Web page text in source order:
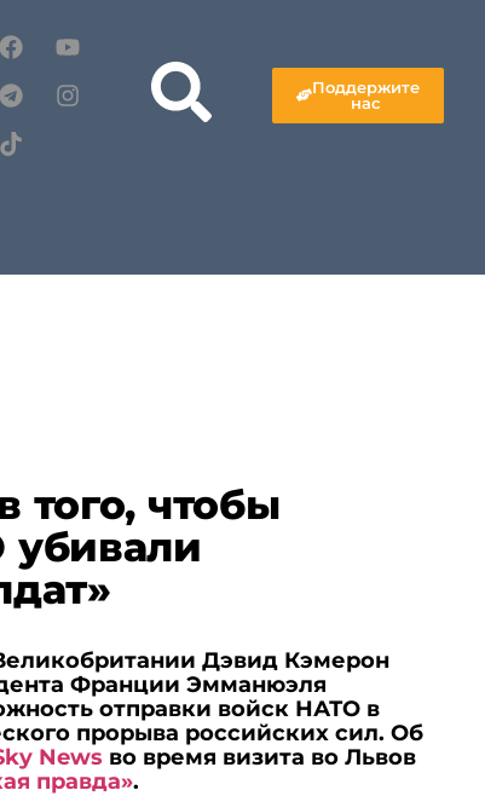
Поддержите
нас
того, чтобы
Дэвид Кэмерон
Франции Эмманюэля
отправки войск НАТО в
прорыва российских сил. Об
News во время визита во Львов
правда».